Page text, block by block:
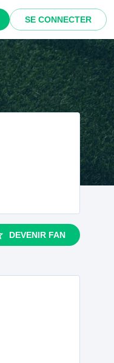
SE CONNECTER
DEVENIR FAN